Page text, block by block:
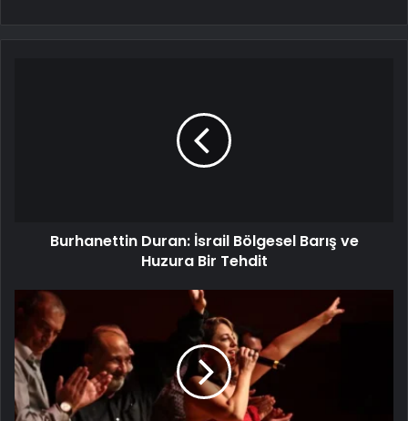
Burhanettin Duran: İsrail Bölgesel Barış ve
Huzura Bir Tehdit